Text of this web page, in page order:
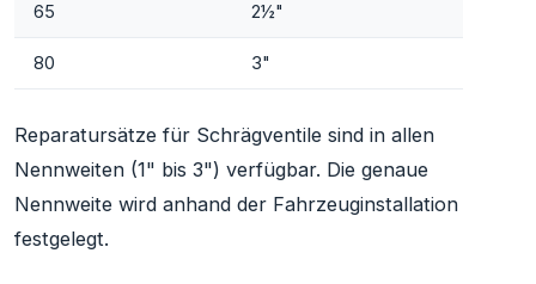
65 2½"
80 3"
Reparatursätze für Schrägventile sind in allen
Nennweiten (1" bis 3") verfügbar. Die genaue
Nennweite wird anhand der Fahrzeuginstallation
festgelegt.